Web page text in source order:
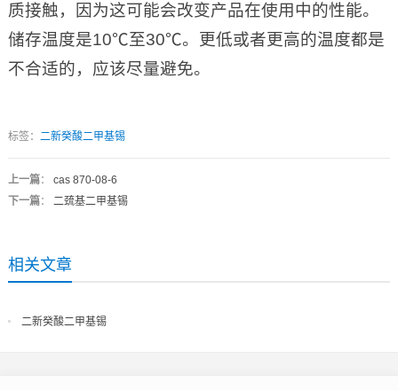
质接触，因为这可能会改变产品在使用中的性能。
储存温度是10℃至30℃。更低或者更高的温度都是
不合适的，应该尽量避免。
标签： 二新癸酸二甲基锡
上一篇： cas 870-08-6
下一篇： 二巯基二甲基锡
相关文章
二新癸酸二甲基锡